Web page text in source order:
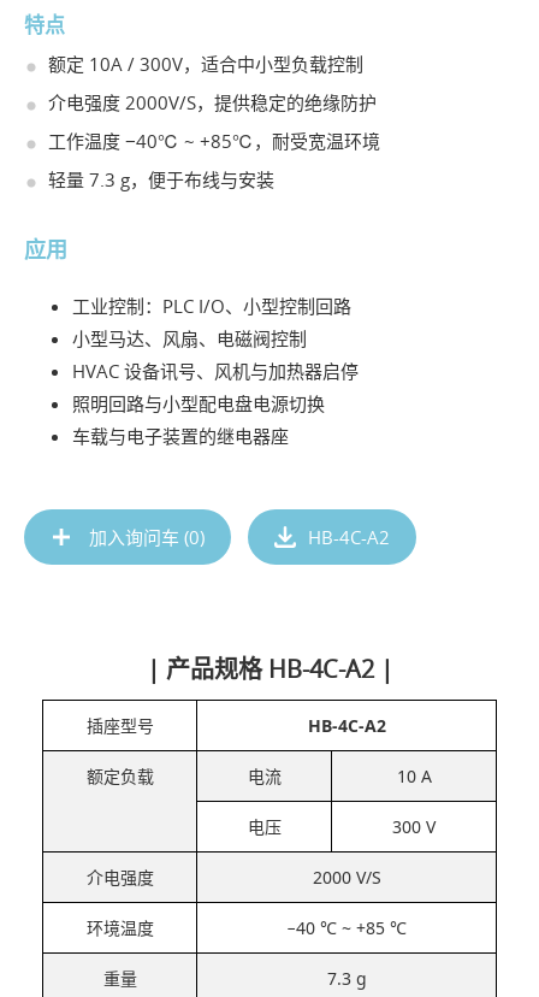
特点
额定 10A / 300V，适合中小型负载控制
介电强度 2000V/S，提供稳定的绝缘防护
工作温度 −40℃ ~ +85℃，耐受宽温环境
轻量 7.3 g，便于布线与安装
应用
工业控制：PLC I/O、小型控制回路
小型马达、风扇、电磁阀控制
HVAC 设备讯号、风机与加热器启停
照明回路与小型配电盘电源切换
车载与电子装置的继电器座
加入询问车 (0) HB-4C-A2
| 产品规格 HB-4C-A2 |
插座型号 HB-4C-A2
额定负载 电流 10 A
电压 300 V
介电强度 2000 V/S
环境温度 −40 ℃ ~ +85 ℃
重量 7.3 g